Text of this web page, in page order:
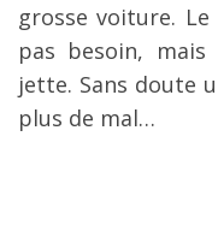
grosse voiture. Le
pas besoin, mais
jette. Sans doute
plus de mal…